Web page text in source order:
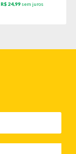
R$ 24,99 sem juros